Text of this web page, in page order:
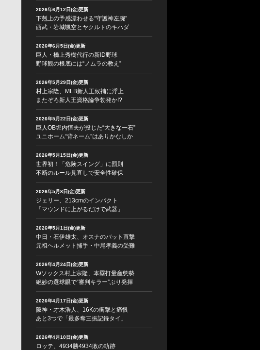
2026年6月12日(金)更新
下剋上の予感漂わせる“守護神左腕”
西武・岩城颯空とヤクルトのキハダ
2026年6月5日(金)更新
巨人・橋上秀樹代行の新ID野球
野球観の根底には“ノムラの教え”
2026年5月29日(金)更新
村上宗隆、MLB新人王候補に浮上
またぞろ新人王資格論争勃発か!?
2026年5月22日(金)更新
巨人OB堀内恒夫が投じた“大きな一石”
ユニホーム“背ネーム”はありかなしか
2026年5月15日(金)更新
世界初！「危険スイング」に罰則
不断のルール見直しで安全性確保
2026年5月8日(金)更新
ジェリー、213cmのインパクト
「マウンドに上がるだけで武器」
2026年5月1日(金)更新
中日・石伊雄太、オスナのバット直撃
元祖ヘルメット捕手・中尾孝義の受難
2026年4月24日(金)更新
Wソックス村上宗隆、本塁打量産態勢
絶妙の選球眼で“審判キラー”ぶり発揮
2026年4月17日(金)更新
阪神・才木浩人、16Kの衝撃と痛恨
あと3つで「最多奪三振記録タイ」
2026年4月10日(金)更新
ロッテ、4934勝4934敗の軌跡